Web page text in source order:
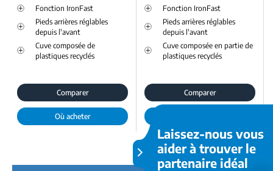
Fonction IronFast
Pieds arrières réglables
depuis l'avant
Cuve composée de
plastiques recyclés
Comparer
Où acheter
Fonction IronFast
Pieds arrières réglables
depuis l'avant
Cuve composée en partie de
plastiques recyclés
Comparer
Laissez-nous vous
aider à trouver le
partenaire idéal